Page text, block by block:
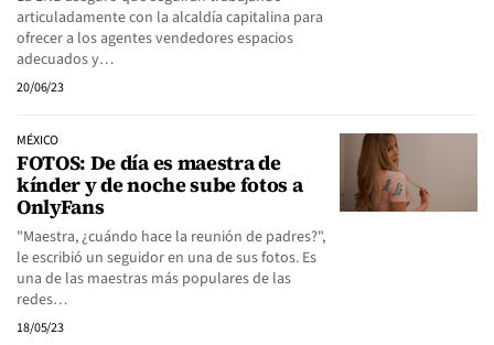
articuladamente con la alcaldía capitalina para
ofrecer a los agentes vendedores espacios
adecuados y…
20/06/23
MÉXICO
FOTOS: De día es maestra de
kínder y de noche sube fotos a
OnlyFans
"Maestra, ¿cuándo hace la reunión de padres?",
le escribió un seguidor en una de sus fotos. Es
una de las maestras más populares de las
redes…
18/05/23